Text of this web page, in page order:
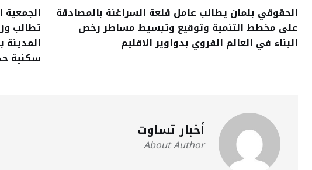
الحقوقي بلمان يطالب عامل قلعة السراغنة بالمصادقة
على مخطط التنمية وتوقيع وتبسيط مساطر رخص
البناء في العالم القروي بدواوير الاقليم
الجمعية
تطالب
سكنية
أخبار تساوت
About Author